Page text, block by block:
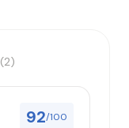
(2)
92/100